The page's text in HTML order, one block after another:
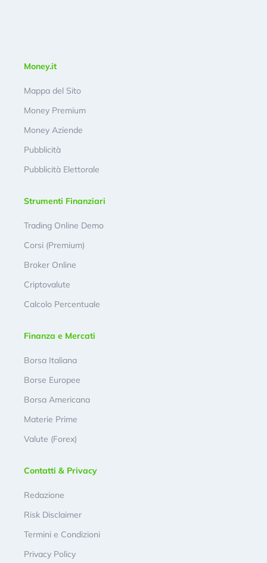
Money.it
Mappa del Sito
Money Premium
Money Aziende
Pubblicità
Pubblicità Elettorale
Strumenti Finanziari
Trading Online Demo
Corsi (Premium)
Broker Online
Criptovalute
Calcolo Percentuale
Finanza e Mercati
Borsa Italiana
Borse Europee
Borsa Americana
Materie Prime
Valute (Forex)
Contatti & Privacy
Redazione
Risk Disclaimer
Termini e Condizioni
Privacy Policy